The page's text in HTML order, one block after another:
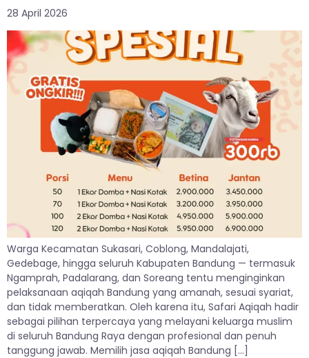
28 April 2026
Warga Kecamatan Sukasari, Coblong, Mandalajati,
Gedebage, hingga seluruh Kabupaten Bandung — termasuk
Ngamprah, Padalarang, dan Soreang tentu menginginkan
pelaksanaan aqiqah Bandung yang amanah, sesuai syariat,
dan tidak memberatkan. Oleh karena itu, Safari Aqiqah hadir
sebagai pilihan terpercaya yang melayani keluarga muslim
di seluruh Bandung Raya dengan profesional dan penuh
tanggung jawab. Memilih jasa aqiqah Bandung […]